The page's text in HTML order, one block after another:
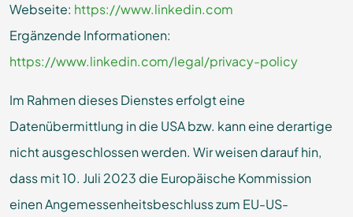
Webseite: https://www.linkedin.com
Ergänzende Informationen:
https://www.linkedin.com/legal/privacy-policy
Im Rahmen dieses Dienstes erfolgt eine
Datenübermittlung in die USA bzw. kann eine derartige
nicht ausgeschlossen werden. Wir weisen darauf hin,
dass mit 10. Juli 2023 die Europäische Kommission
einen Angemessenheitsbeschluss zum EU-US-